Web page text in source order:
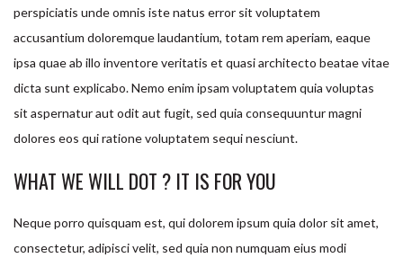
perspiciatis unde omnis iste natus error sit voluptatem
accusantium doloremque laudantium, totam rem aperiam, eaque
ipsa quae ab illo inventore veritatis et quasi architecto beatae vitae
dicta sunt explicabo. Nemo enim ipsam voluptatem quia voluptas
sit aspernatur aut odit aut fugit, sed quia consequuntur magni
dolores eos qui ratione voluptatem sequi nesciunt.
WHAT WE WILL DOT ? IT IS FOR YOU
Neque porro quisquam est, qui dolorem ipsum quia dolor sit amet,
consectetur, adipisci velit, sed quia non numquam eius modi